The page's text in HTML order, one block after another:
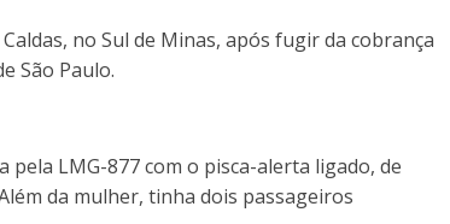
no Sul de Minas, após fugir da cobrança
São Paulo.
LMG-877 com o pisca-alerta ligado, de
da mulher, tinha dois passageiros